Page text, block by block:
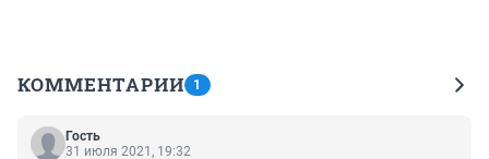
КОММЕНТАРИИ 1
Гость
31 июля 2021, 19:32